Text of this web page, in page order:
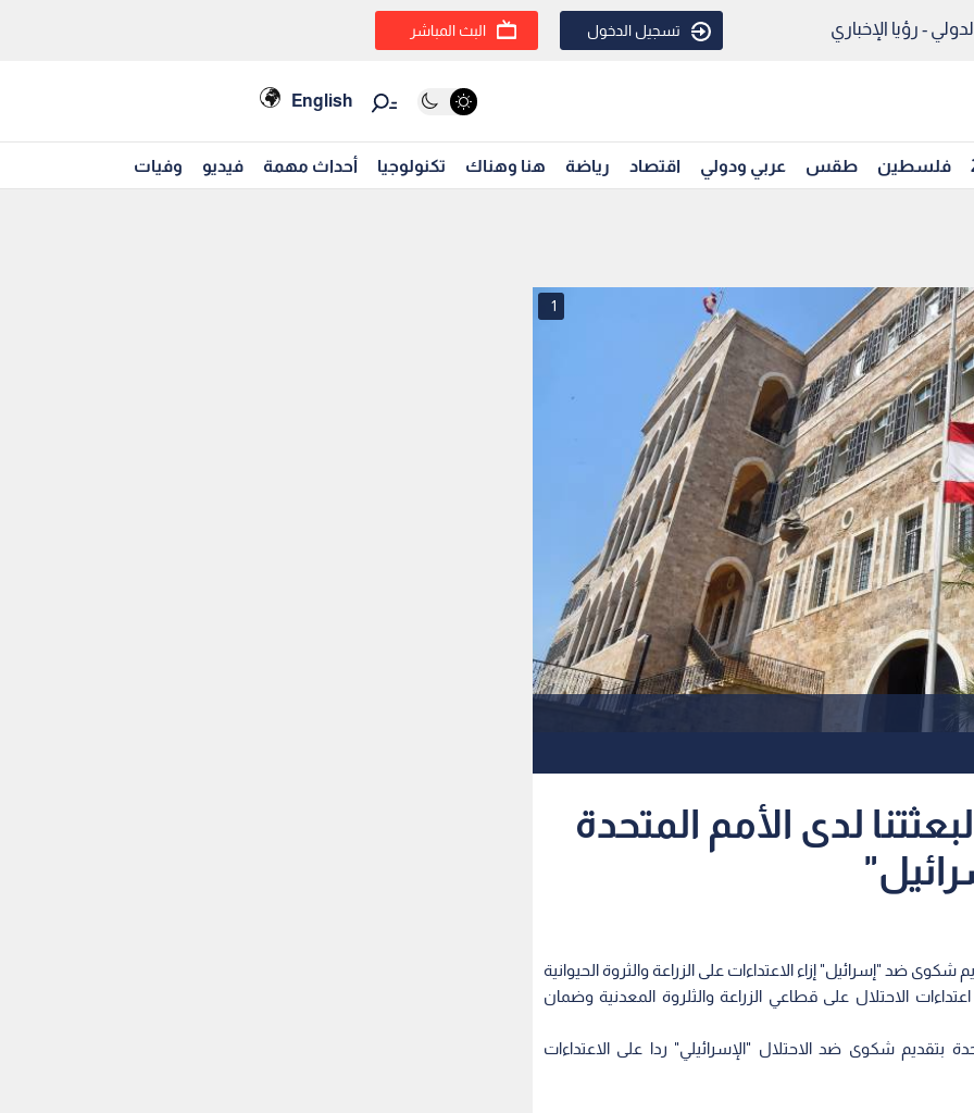
- رؤيا الإخباري تسجيل الدخول البث المباشر
English
فلسطين طقس عربي ودولي اقتصاد رياضة هنا وهناك تكنولوجيا أحداث مهمة فيديو وفيات
1
لدى الأمم المتحدة
شكوى ضد "إسرائيل" إزاء الاعتداءات على الزراعة والثروة الحيوانية
الاحتلال على قطاعي الزراعة والثلروة المعدنية وضمان
بتقديم شكوى ضد الاحتلال "الإسرائيلي" ردا على الاعتداءات